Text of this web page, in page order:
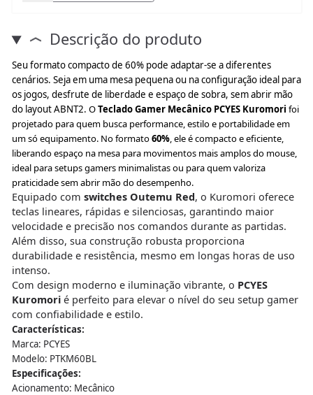
Descrição do produto
Seu formato compacto de 60% pode adaptar-se a diferentes
cenários. Seja em uma mesa pequena ou na configuração ideal para
os jogos, desfrute de liberdade e espaço de sobra, sem abrir mão
do layout ABNT2. OTeclado Gamer Mecânico PCYES Kuromori foi
projetado para quem busca performance, estilo e portabilidade em
um só equipamento. No formato60%, ele é compacto e eficiente,
liberando espaço na mesa para movimentos mais amplos do mouse,
ideal para setups gamers minimalistas ou para quem valoriza
praticidade sem abrir mão do desempenho.
Equipado com switches Outemu Red, o Kuromori oferece
teclas lineares, rápidas e silenciosas, garantindo maior
velocidade e precisão nos comandos durante as partidas.
Além disso, sua construção robusta proporciona
durabilidade e resistência, mesmo em longas horas de uso
intenso.
Com design moderno e iluminação vibrante, o PCYES
Kuromorié perfeito para elevar o nível do seu setup gamer
com confiabilidade e estilo.
Características:
Marca: PCYES
Modelo: PTKM60BL
Especificações:
Acionamento: Mecânico